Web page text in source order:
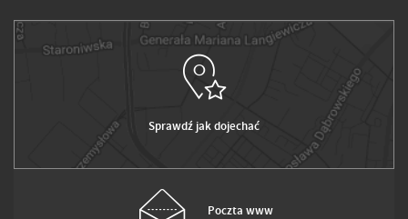
Sprawdź jak dojechać
Poczta www